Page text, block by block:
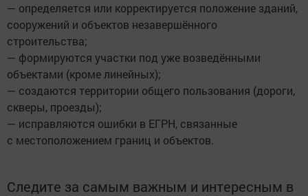
— определяется или корректируется положение зданий,
сооружений и объектов незавершённого
строительства;
— формируются участки под уже возведёнными
объектами (кроме линейных);
— создаются территории общего пользования (дороги,
скверы, проезды);
— исправляются ошибки в ЕГРН, связанные
с местоположением границ и объектов.
Следите за самым важным и интересным в